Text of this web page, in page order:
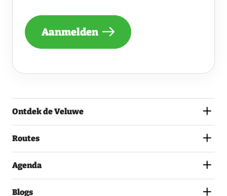
EEN
ONTVANGEN
EN
HET
Aanmelden
Ontdek de Veluwe
Routes
Agenda
Blogs